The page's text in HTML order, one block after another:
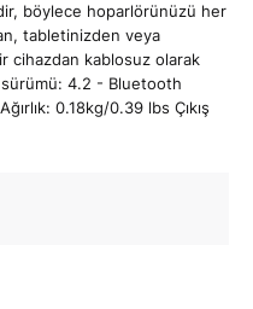
böylece hoparlörünüzü her
tabletinizden veya
cihazdan kablosuz olarak
sürümü: 4.2 - Bluetooth
0.18kg/0.39 lbs Çıkış